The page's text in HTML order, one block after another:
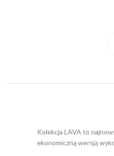
Kolekcja LAVA to
ekonomiczną wersją